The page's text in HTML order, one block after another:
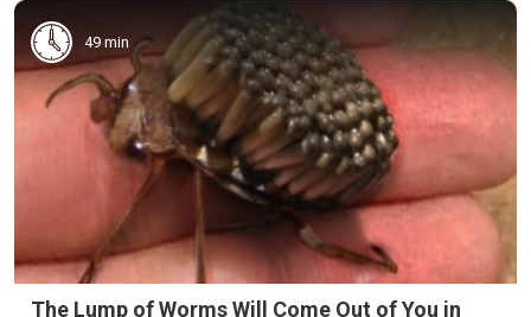
49 min
The Lump of Worms Will Come Out of You in